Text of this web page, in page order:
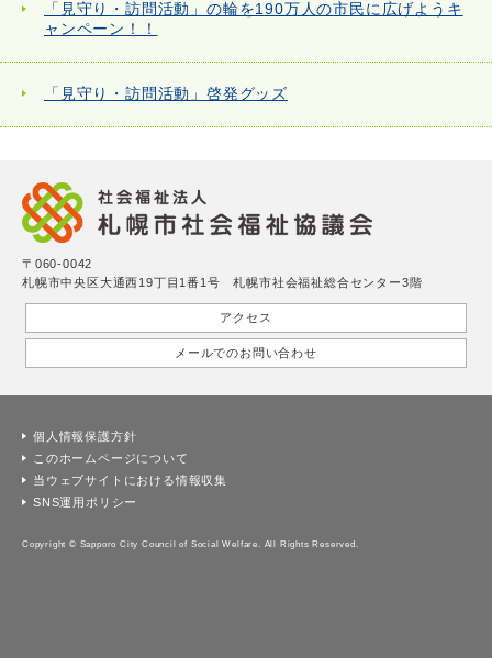
「見守り・訪問活動」の輪を190万人の市民に広げようキ
ャンペーン！！
「見守り・訪問活動」啓発グッズ
〒060-0042
札幌市中央区大通西19丁目1番1号 札幌市社会福祉総合センター3階
アクセス
メールでのお問い合わせ
個人情報保護方針
このホームページについて
当ウェブサイトにおける情報収集
SNS運用ポリシー
Copyright © Sapporo City Council of Social Welfare. All Rights Reserved.